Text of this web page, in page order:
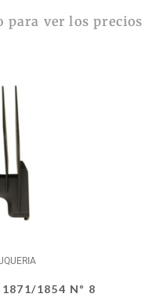
para ver los precios
1871/1854 Nº 8